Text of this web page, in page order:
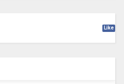
Like